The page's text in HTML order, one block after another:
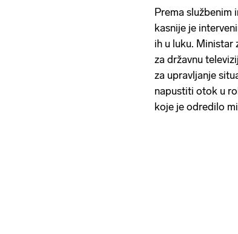
Prema službenim
kasnije je
ih u luku. Ministar
za državnu
za upravljanje
napustiti otok u
koje je odredilo